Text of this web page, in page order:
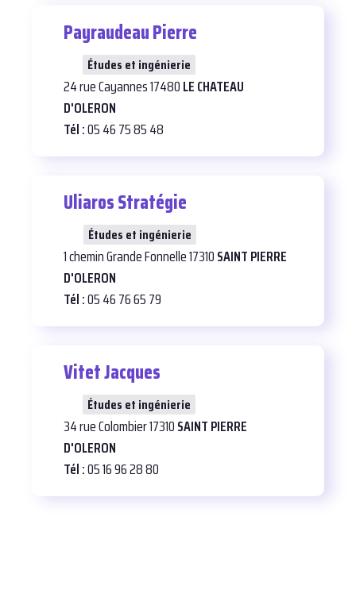
Payraudeau Pierre
Études et ingénierie
24 rue Cayannes 17480LE CHATEAU
D'OLERON
Tél :05 46 75 85 48
Uliaros Stratégie
Études et ingénierie
1 chemin Grande Fonnelle 17310SAINT PIERRE
D'OLERON
Tél :05 46 76 65 79
Vitet Jacques
Études et ingénierie
34 rue Colombier 17310SAINT PIERRE
D'OLERON
Tél :05 16 96 28 80